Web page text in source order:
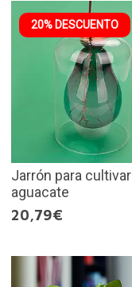
20% DESCUENTO
Jarrón para cultivar
aguacate
20,79€